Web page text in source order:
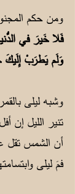
ومن حكم
فَلا خَيرَ في
وَلَم يَطرَبْ
وشبه ليلى
تنير الليل إن
أن الشمس تقل
فمَ ليلى